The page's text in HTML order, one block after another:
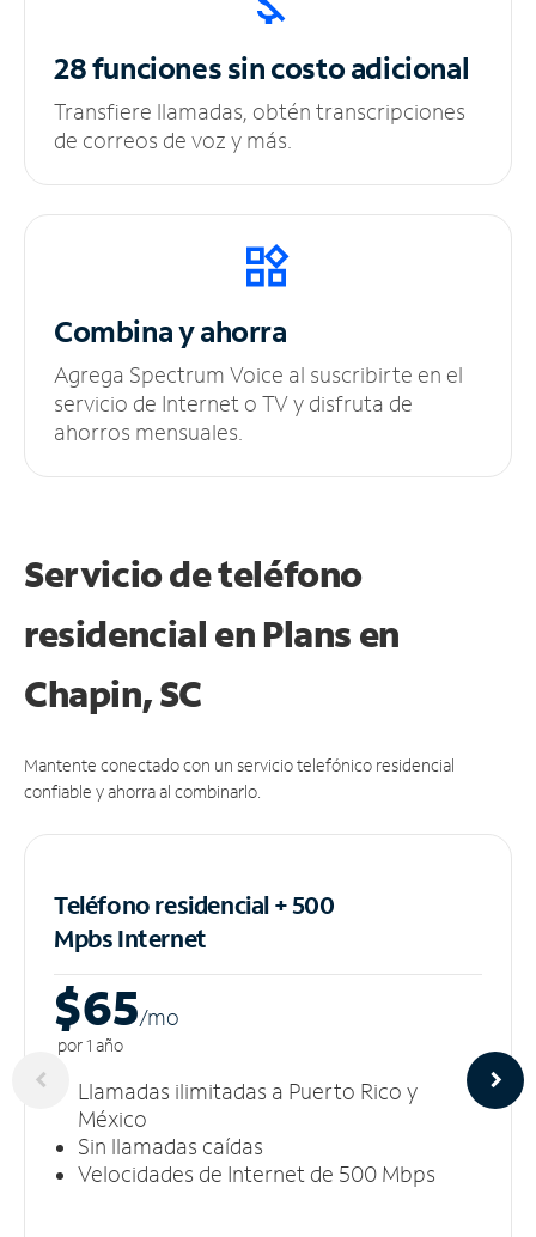
28 funciones sincosto adicional
Transfiere llamadas, obtén transcripciones
de correos de voz y más.
Combina y ahorra
Agrega Spectrum Voice al suscribirte en el
servicio de Internet o TV y disfruta de
ahorros mensuales.
Servicio de teléfono
residencial en Plans en
Chapin, SC
Mantente conectado con un servicio telefónico residencial
confiable y ahorra al combinarlo.
Teléfono residencial + 500
MpbsInternet
$65/mo
por 1 año
Llamadas ilimitadas a Puerto Rico y
México
Sin llamadas caídas
Velocidades de Internet de 500 Mbps